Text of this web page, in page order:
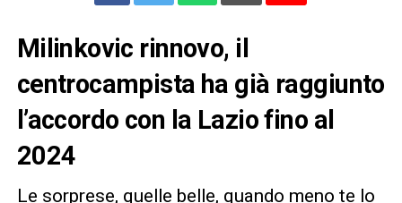
Milinkovic rinnovo, il
centrocampista ha già raggiunto
l’accordo con la Lazio fino al
2024
Le sorprese, quelle belle, quando meno te lo